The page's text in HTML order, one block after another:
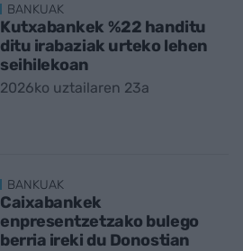
BANKUAK
Kutxabankek %22 handitu
ditu irabaziak urteko lehen
seihilekoan
2026ko uztailaren 23a
BANKUAK
Caixabankek
enpresentzetzako bulego
berria ireki du Donostian